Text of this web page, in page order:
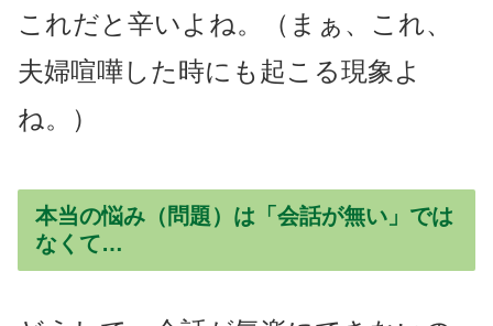
これだと辛いよね。（まぁ、これ、
夫婦喧嘩した時にも起こる現象よ
ね。）
本当の悩み（問題）は「会話が無い」では
なくて…